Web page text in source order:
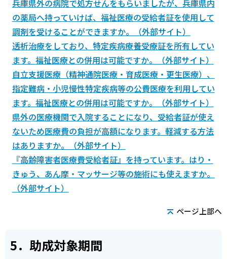
兵庫県外の病院で処方せんをもらいましたが、兵庫県内
の薬局へ持っていけば、福祉医療の受給者証を使用して
調剤を受けることができますか。（外部サイト）
透析治療をしており、特定疾病療養受療証を所有してい
ます。福祉医療との併用は可能ですか。（外部サイト）
自立支援医療（精神通院医療・育成医療・更生医療）、
指定難病・小児慢性特定疾病等の公費医療を利用してい
ます。福祉医療との併用は可能ですか。（外部サイト）
県外の医療機関で入院することになり、受給者証が使え
ないため医療費の負担が高額になります。軽減する方法
はありますか。（外部サイト）
『高齢障害者医療費受給者証』を持っています。はり・
きゅう、あん摩・マッサージ等の施術にも使えますか。
（外部サイト）
ページ上部へ
5．助成対象期間